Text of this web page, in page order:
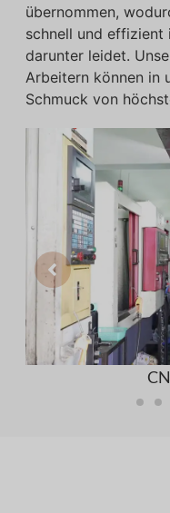
übernommen,
schnell und effizient
darunter leidet.
Arbeitern können in
Schmuck von